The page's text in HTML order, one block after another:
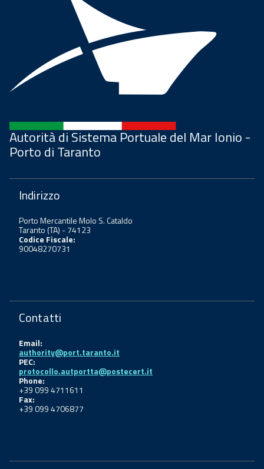
Autorità di Sistema Portuale del Mar Ionio -
Porto di Taranto
Indirizzo
Porto Mercantile Molo S. Cataldo
Taranto (TA) - 74123
Codice Fiscale:
90048270731
Contatti
Email:
authority@port.taranto.it
PEC:
protocollo.autportta@postecert.it
Phone:
+39 099 4711611
Fax:
+39 099 4706877